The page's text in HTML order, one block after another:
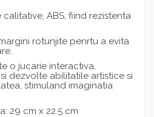
ABS, fiind rezistenta
rotunjite penrtu a evita
o jucarie interactiva,
dezvolte abilitatile artistice si
stimuland imaginatia
29 cm x 22.5 cm